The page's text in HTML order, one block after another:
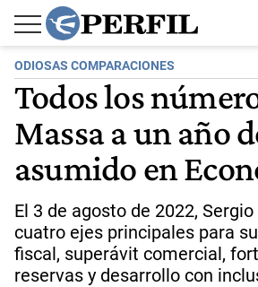
ODIOSAS COMPARACIONES
Todos los
Massa a un año
asumido en
El 3 de agosto de 2022,
cuatro ejes principales para
fiscal, superávit comercial,
reservas y desarrollo con